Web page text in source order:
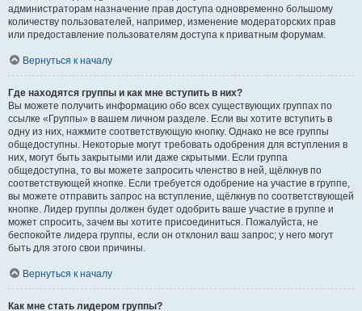
администраторам назначение прав доступа одновременно большому
количеству пользователей, например, изменение модераторских прав
или предоставление пользователям доступа к приватным форумам.
Вернуться к началу
Где находятся группы и как мне вступить в них?
Вы можете получить информацию обо всех существующих группах по
ссылке «Группы» в вашем личном разделе. Если вы хотите вступить в
одну из них, нажмите соответствующую кнопку. Однако не все группы
общедоступны. Некоторые могут требовать одобрения для вступления в
них, могут быть закрытыми или даже скрытыми. Если группа
общедоступна, то вы можете запросить членство в ней, щёлкнув по
соответствующей кнопке. Если требуется одобрение на участие в группе,
вы можете отправить запрос на вступление, щёлкнув по соответствующей
кнопке. Лидер группы должен будет одобрить ваше участие в группе и
может спросить, зачем вы хотите присоединиться. Пожалуйста, не
беспокойте лидера группы, если он отклонил ваш запрос; у него могут
быть для этого свои причины.
Вернуться к началу
Как мне стать лидером группы?